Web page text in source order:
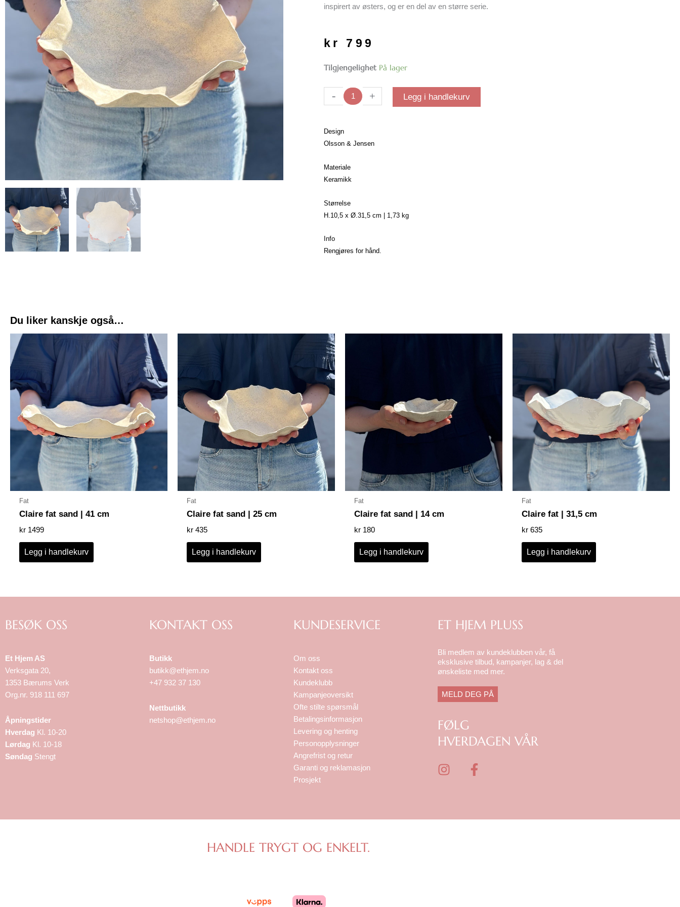
inspirert av østers, og er en del av en større serie.
kr 799
Tilgjengelighet På lager
-
Claire
|
cm
antall
+ Legg i handlekurv
Design
Olsson & Jensen
Materiale
Keramikk
Størrelse
H.10,5 x Ø.31,5 cm | 1,73 kg
Info
Rengjøres for hånd.
Du liker kanskje også…
Fat
Claire fat sand | 41 cm
kr 1499
Legg i handlekurv
Fat
Claire fat sand | 25 cm
kr 435
Legg i handlekurv
Fat
Claire fat sand | 14 cm
kr 180
Legg i handlekurv
Fat
Claire fat | 31,5 cm
kr 635
Legg i handlekurv
BESØK OSS
Et Hjem AS
Verksgata 20,
1353 Bærums Verk
Org.nr. 918 111 697
Åpningstider
Hverdag Kl. 10-20
Lørdag Kl. 10-18
Søndag Stengt
KONTAKT OSS
Butikk
butikk@ethjem.no
+47 932 37 130
Nettbutikk
netshop@ethjem.no
KUNDESERVICE
Om oss
Kontakt oss
Kundeklubb
Kampanjeoversikt
Ofte stilte spørsmål
Betalingsinformasjon
Levering og henting
Personopplysninger
Angrefrist og retur
Garanti og reklamasjon
Prosjekt
ET HJEM PLUSS
Bli medlem av kundeklubben vår, få
eksklusive tilbud, kampanjer, lag & del
ønskeliste med mer.
MELD DEG PÅ
FØLG
HVERDAGEN VÅR
I
a
F
b
HANDLE TRYGT OG ENKELT.